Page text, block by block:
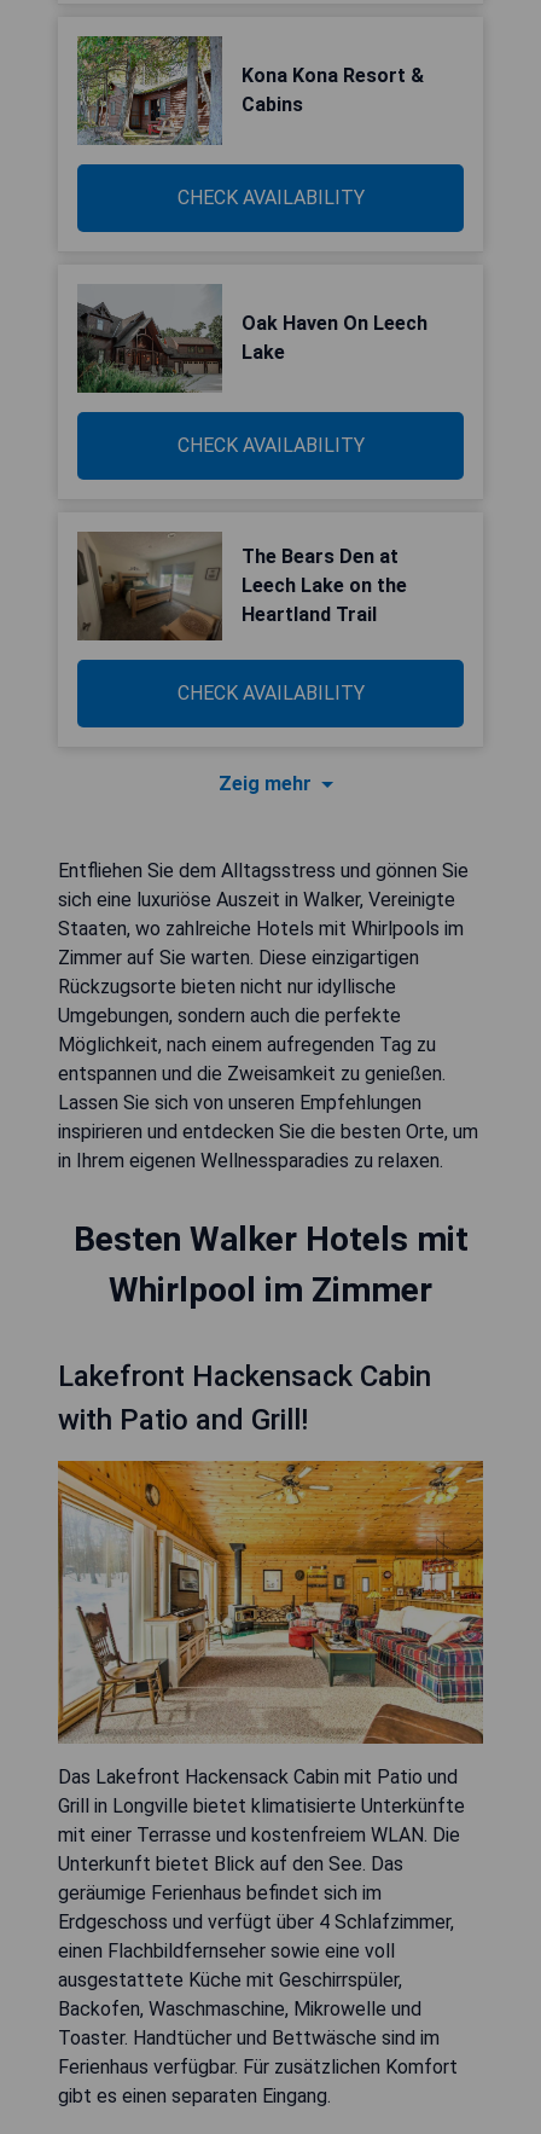
Kona Kona Resort &
Cabins
CHECK AVAILABILITY
Oak Haven On Leech
Lake
CHECK AVAILABILITY
The Bears Den at
Leech Lake on the
Heartland Trail
CHECK AVAILABILITY
Zeig mehr
Entfliehen Sie dem Alltagsstress und gönnen Sie
sich eine luxuriöse Auszeit in Walker, Vereinigte
Staaten, wo zahlreiche Hotels mit Whirlpools im
Zimmer auf Sie warten. Diese einzigartigen
Rückzugsorte bieten nicht nur idyllische
Umgebungen, sondern auch die perfekte
Möglichkeit, nach einem aufregenden Tag zu
entspannen und die Zweisamkeit zu genießen.
Lassen Sie sich von unseren Empfehlungen
inspirieren und entdecken Sie die besten Orte, um
in Ihrem eigenen Wellnessparadies zu relaxen.
Besten Walker Hotels mit
Whirlpool im Zimmer
Lakefront Hackensack Cabin
with Patio and Grill!
Das Lakefront Hackensack Cabin mit Patio und
Grill in Longville bietet klimatisierte Unterkünfte
mit einer Terrasse und kostenfreiem WLAN. Die
Unterkunft bietet Blick auf den See. Das
geräumige Ferienhaus befindet sich im
Erdgeschoss und verfügt über 4 Schlafzimmer,
einen Flachbildfernseher sowie eine voll
ausgestattete Küche mit Geschirrspüler,
Backofen, Waschmaschine, Mikrowelle und
Toaster. Handtücher und Bettwäsche sind im
Ferienhaus verfügbar. Für zusätzlichen Komfort
gibt es einen separaten Eingang.